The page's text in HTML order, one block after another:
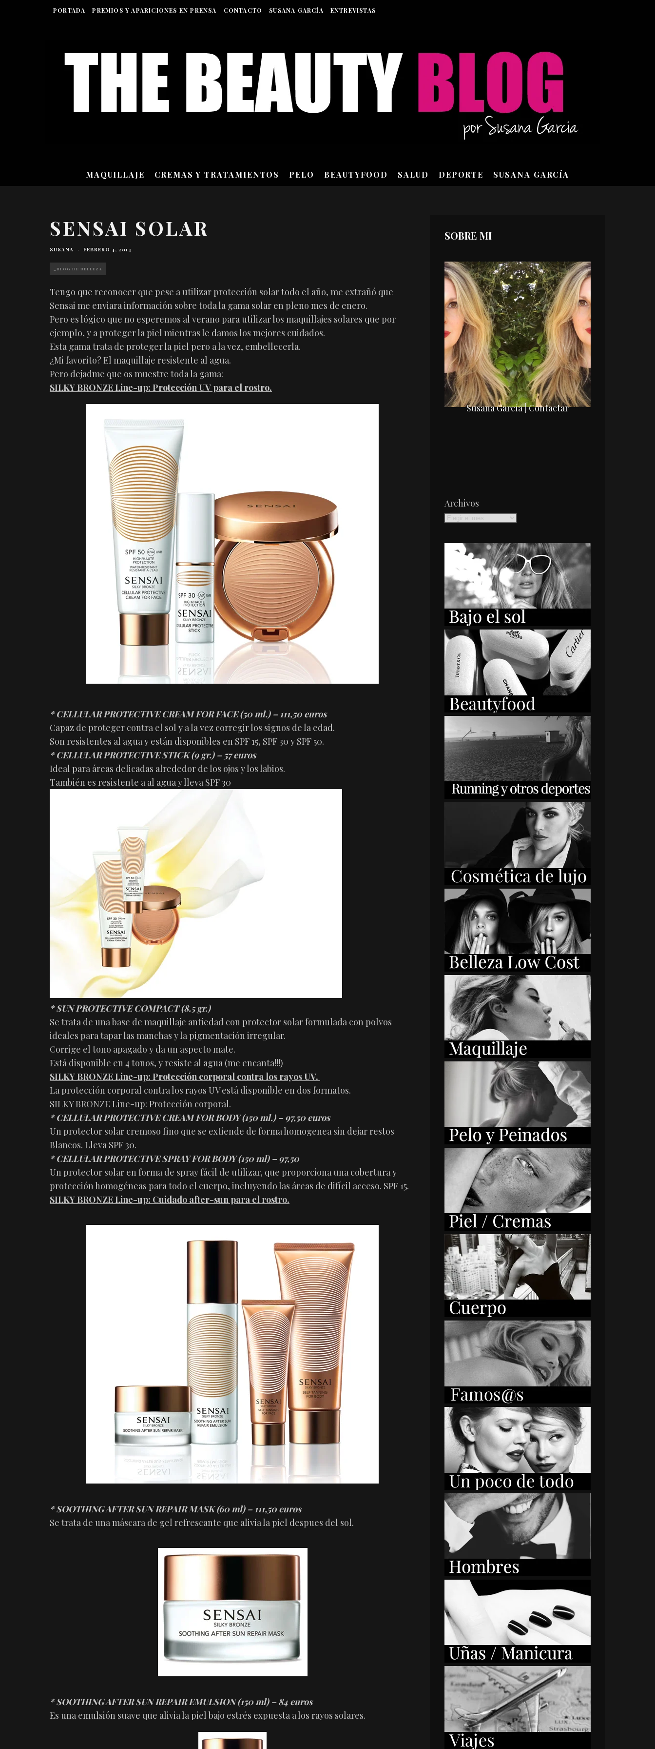
PORTADA PREMIOS Y APARICIONES EN PRENSA CONTACTO SUSANA GARCÍA ENTREVISTAS
MAQUILLAJE CREMAS Y TRATAMIENTOS PELO BEAUTYFOOD SALUD DEPORTE SUSANA GARCÍA
SENSAI SOLAR
SUSANA · FEBRERO 4, 2014
_BLOG DE BELLEZA
Tengo que reconocer que pese a utilizar protección solar todo el año, me extrañó que
Sensai me enviara información sobre toda la gama solar en pleno mes de enero.
Pero es lógico que no esperemos al verano para utilizar los maquillajes solares que por
ejemplo, y a proteger la piel mientras le damos los mejores cuidados.
Esta gama trata de proteger la piel pero a la vez, embellecerla.
¿Mi favorito? El maquillaje resistente al agua.
Pero dejadme que os muestre toda la gama:
SILKY BRONZE Line-up: Protección UV para el rostro.
* CELLULAR PROTECTIVE CREAM FOR FACE (50 ml.) – 111,50 euros
Capaz de proteger contra el sol y a la vez corregir los signos de la edad.
Son resistentes al agua y están disponibles en SPF 15, SPF 30 y SPF 50.
* CELLULAR PROTECTIVE STICK (9 gr.) – 57 euros
Ideal para áreas delicadas alrededor de los ojos y los labios.
También es resistente a al agua y lleva SPF 30
* SUN PROTECTIVE COMPACT (8.5 gr.)
Se trata de una base de maquillaje antiedad con protector solar formulada con polvos
ideales para tapar las manchas y la pigmentación irregular.
Corrige el tono apagado y da un aspecto mate.
Está disponible en 4 tonos, y resiste al agua (me encanta!!!)
SILKY BRONZE Line-up: Protección corporal contra los rayos UV.
La protección corporal contra los rayos UV está disponible en dos formatos.
SILKY BRONZE Line-up: Protección corporal.
* CELLULAR PROTECTIVE CREAM FOR BODY (150 ml.) – 97,50 euros
Un protector solar cremoso fino que se extiende de forma homogenea sin dejar restos
Blancos. Lleva SPF 30.
* CELLULAR PROTECTIVE SPRAY FOR BODY (150 ml) – 97,50
Un protector solar en forma de spray fácil de utilizar, que proporciona una cobertura y
protección homogéneas para todo el cuerpo, incluyendo las áreas de difícil acceso. SPF 15.
SILKY BRONZE Line-up: Cuidado after-sun para el rostro.
* SOOTHING AFTER SUN REPAIR MASK (60 ml) – 111,50 euros
Se trata de una máscara de gel refrescante que alivia la piel despues del sol.
* SOOTHING AFTER SUN REPAIR EMULSION (150 ml) – 84 euros
Es una emulsión suave que alivia la piel bajo estrés expuesta a los rayos solares.
SOBRE MI
Susana García | Contactar
Archivos